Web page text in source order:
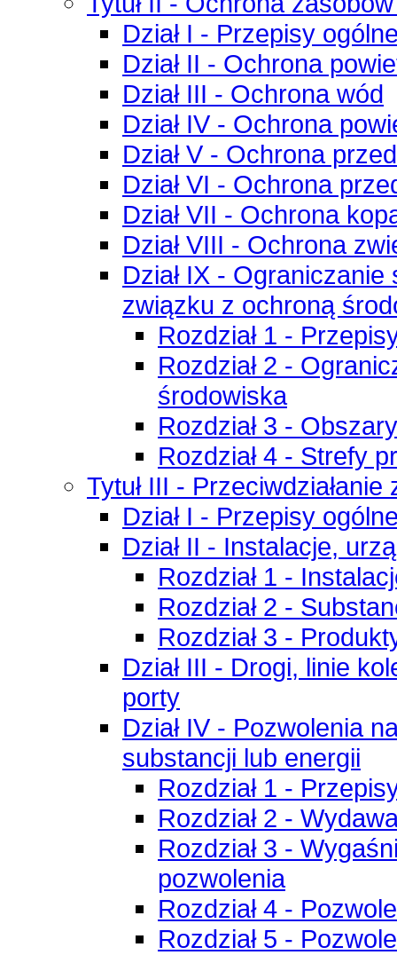
Dział I - Przepisy
Dział II - Ochrona
Dział III - Ochrona wód
Dział IV - Ochrona
Dział V - Ochrona
Dział VI - Ochrona
Dział VII - Ochrona
Dział VIII - Ochrona
Dział IX -
związku z ochroną
Rozdział 1 -
Rozdział 2 -
środowiska
Rozdział 3 -
Rozdział 4 - Strefy
Tytuł III -
Dział I - Przepisy
Dział II - Instalacje,
Rozdział 1 -
Rozdział 2 -
Rozdział 3 -
Dział III - Drogi, linie
porty
Dział IV - Pozwolenia
substancji lub energii
Rozdział 1 -
Rozdział 2 -
Rozdział 3 -
pozwolenia
Rozdział 4 -
Rozdział 5 -